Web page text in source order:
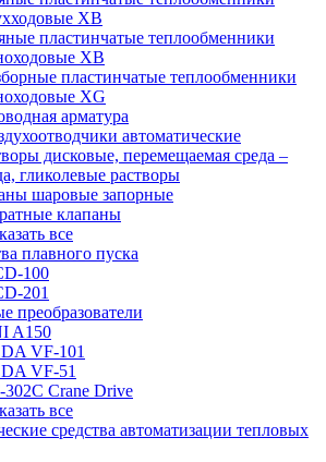
XB
пластинчатые теплообменники
ХВ
пластинчатые теплообменники
ХG
арматура
автоматические
дисковые, перемещаемая среда –
гликолевые растворы
шаровые запорные
клапаны
все
плавного пуска
100
201
преобразователи
A150
VF-101
VF-51
Crane Drive
все
средства автоматизации тепловых